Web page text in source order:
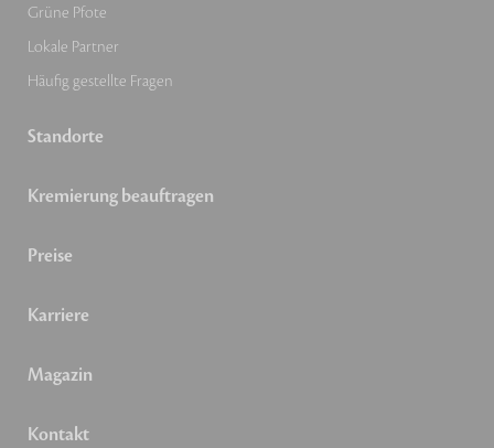
Grüne Pfote
Lokale Partner
Häufig gestellte Fragen
Standorte
Kremierung beauftragen
Preise
Karriere
Magazin
Kontakt